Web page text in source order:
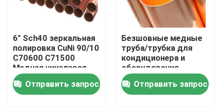
Контроль качества
Свяжитесь с нами
Сделать запрос
6" Sch40 зеркальная
полировка CuNi 90/10
C70600 C71500
Медная никелевая
труба бесшовная
Отправить запрос
Безшовные медные
труба/трубка для
кондиционера и
оборудования
рефрижерации
Отправить запрос